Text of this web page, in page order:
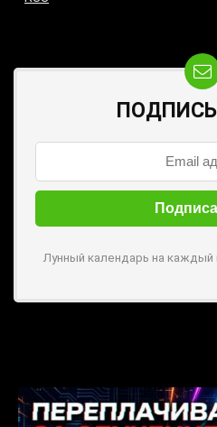
Лунный календарь на каждый